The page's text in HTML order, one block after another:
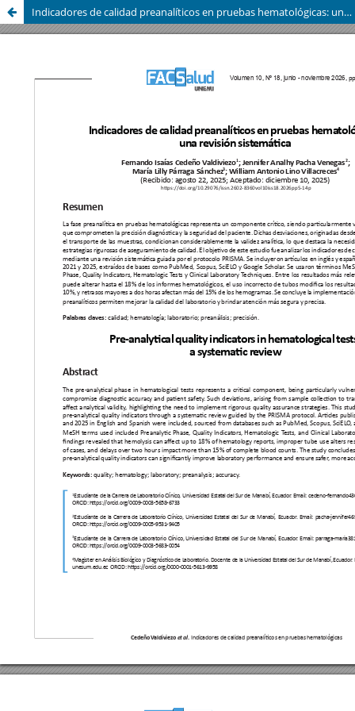
Indicadores de calidad preanalíticos en pruebas hematológicas: una revisión sistemática